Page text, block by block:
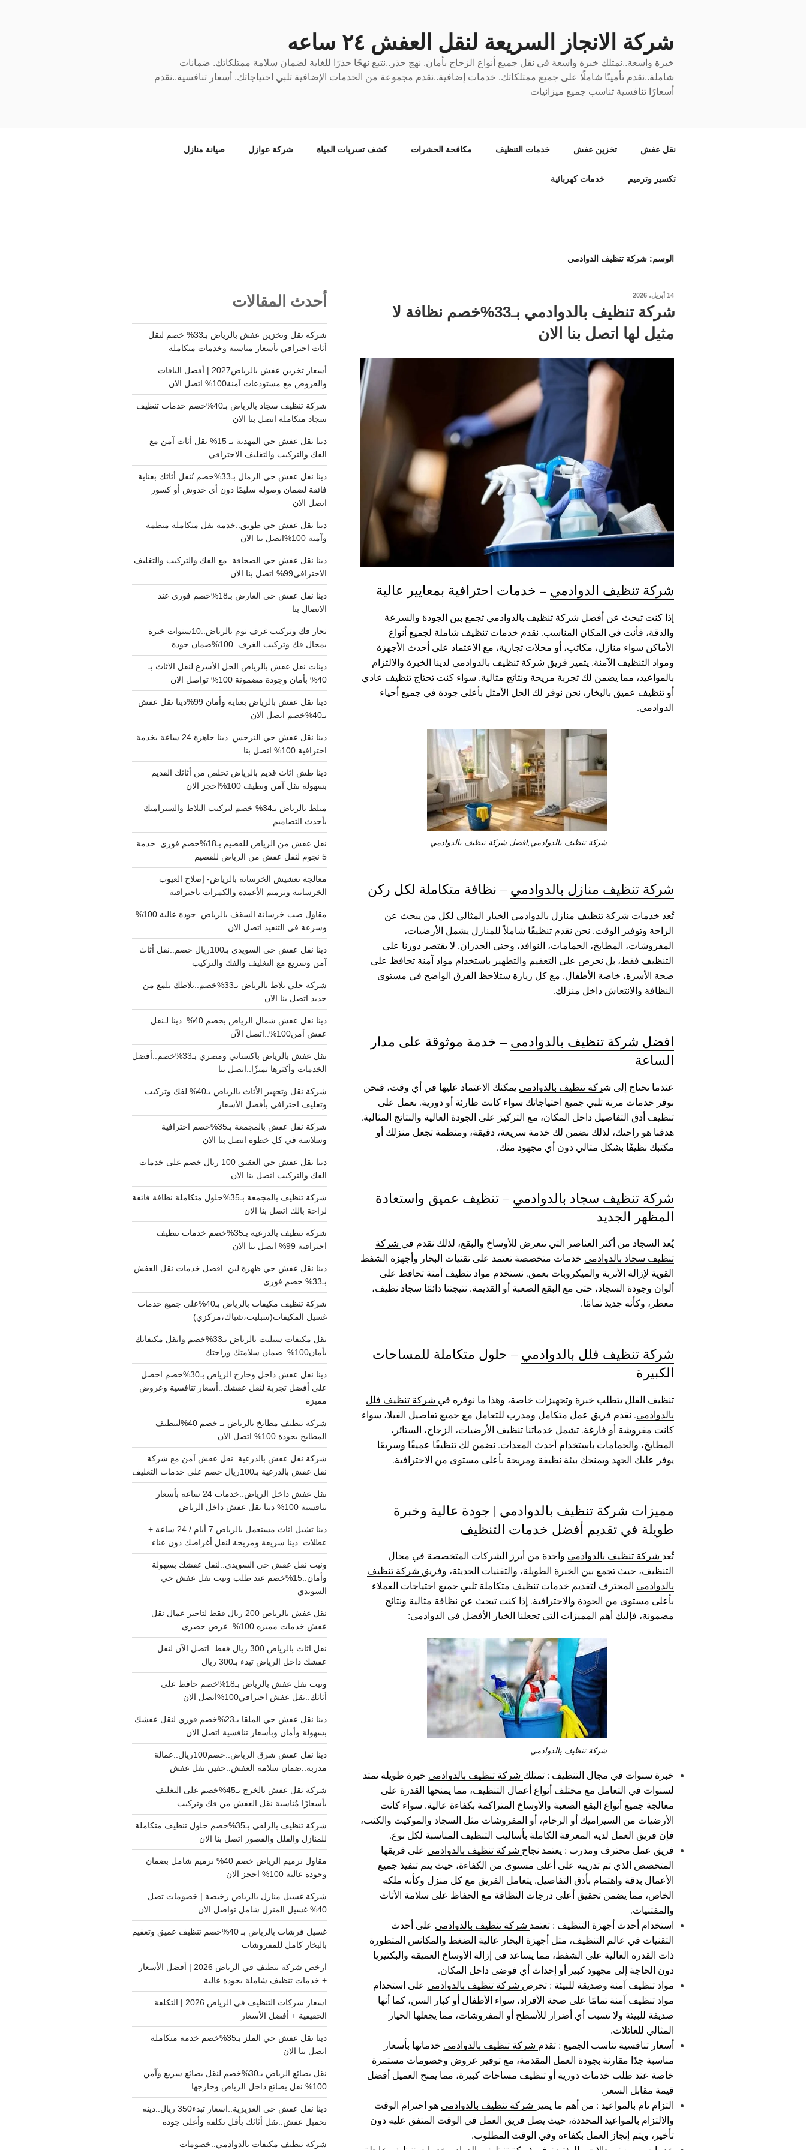
شركة الانجاز السريعة لنقل العفش ٢٤ ساعه
خبرة واسعة..نمتلك خبرة واسعة في نقل جميع أنواع الزجاج بأمان. نهج حذر..نتبع نهجًا حذرًا للغاية لضمان سلامة ممتلكاتك. ضمانات
شاملة..نقدم تأمينًا شاملًا على جميع ممتلكاتك. خدمات إضافية..نقدم مجموعة من الخدمات الإضافية تلبي احتياجاتك. أسعار تنافسية..نقدم
أسعارًا تنافسية تناسب جميع ميزانيات
نقل عفش تخزين عفش خدمات التنظيف مكافحة الحشرات كشف تسربات المياة شركة عوازل صيانة منازل
تكسير وترميم خدمات كهربائية
الوسم: شركة تنظيف الدوادمي
نُشر
14 أبريل، 2026
شركة تنظيف بالدوادمي بـ33%خصم نظافة لا
مثيل لها اتصل بنا الان
شركة تنظيف الدوادمي – خدمات احترافية بمعايير عالية
إذا كنت تبحث عن أفضل شركة تنظيف بالدوادمي تجمع بين الجودة والسرعة
والدقة، فأنت في المكان المناسب. نقدم خدمات تنظيف شاملة لجميع أنواع
الأماكن سواء منازل، مكاتب، أو محلات تجارية، مع الاعتماد على أحدث الأجهزة
ومواد التنظيف الآمنة. يتميز فريق شركة تنظيف بالدوادمي لدينا الخبرة والالتزام
بالمواعيد، مما يضمن لك تجربة مريحة ونتائج مثالية. سواء كنت تحتاج تنظيف عادي
أو تنظيف عميق بالبخار، نحن نوفر لك الحل الأمثل بأعلى جودة في جميع أحياء
الدوادمي.
شركة تنظيف بالدوادمي,افضل شركة تنظيف بالدوادمي
شركة تنظيف منازل بالدوادمي – نظافة متكاملة لكل ركن
تُعد خدمات شركة تنظيف منازل بالدوادمي الخيار المثالي لكل من يبحث عن
الراحة وتوفير الوقت. نحن نقدم تنظيفًا شاملاً للمنازل يشمل الأرضيات،
المفروشات، المطابخ، الحمامات، النوافذ، وحتى الجدران. لا يقتصر دورنا على
التنظيف فقط، بل نحرص على التعقيم والتطهير باستخدام مواد آمنة تحافظ على
صحة الأسرة، خاصة الأطفال. مع كل زيارة ستلاحظ الفرق الواضح في مستوى
النظافة والانتعاش داخل منزلك.
افضل شركة تنظيف بالدوادمى – خدمة موثوقة على مدار
الساعة
عندما تحتاج إلى شركة تنظيف بالدوادمى يمكنك الاعتماد عليها في أي وقت، فنحن
نوفر خدمات مرنة تلبي جميع احتياجاتك سواء كانت طارئة أو دورية. نعمل على
تنظيف أدق التفاصيل داخل المكان، مع التركيز على الجودة العالية والنتائج المثالية.
هدفنا هو راحتك، لذلك نضمن لك خدمة سريعة، دقيقة، ومنظمة تجعل منزلك أو
مكتبك نظيفًا بشكل مثالي دون أي مجهود منك.
شركة تنظيف سجاد بالدوادمي – تنظيف عميق واستعادة
المظهر الجديد
يُعد السجاد من أكثر العناصر التي تتعرض للأوساخ والبقع، لذلك نقدم في شركة
تنظيف سجاد بالدوادمي خدمات متخصصة تعتمد على تقنيات البخار وأجهزة الشفط
القوية لإزالة الأتربة والميكروبات بعمق. نستخدم مواد تنظيف آمنة تحافظ على
ألوان وجودة السجاد، حتى مع البقع الصعبة أو القديمة. نتيجتنا دائمًا سجاد نظيف،
معطر، وكأنه جديد تمامًا.
شركة تنظيف فلل بالدوادمي – حلول متكاملة للمساحات
الكبيرة
تنظيف الفلل يتطلب خبرة وتجهيزات خاصة، وهذا ما نوفره في شركة تنظيف فلل
بالدوادمي. نقدم فريق عمل متكامل ومدرب للتعامل مع جميع تفاصيل الفيلا، سواء
كانت مفروشة أو فارغة. تشمل خدماتنا تنظيف الأرضيات، الزجاج، الستائر،
المطابخ، والحمامات باستخدام أحدث المعدات. نضمن لك تنظيفًا عميقًا وسريعًا
يوفر عليك الجهد ويمنحك بيئة نظيفة ومريحة بأعلى مستوى من الاحترافية.
مميزات شركة تنظيف بالدوادمي | جودة عالية وخبرة
طويلة في تقديم أفضل خدمات التنظيف
تُعد شركة تنظيف بالدوادمي واحدة من أبرز الشركات المتخصصة في مجال
التنظيف، حيث تجمع بين الخبرة الطويلة، والتقنيات الحديثة، وفريق شركة تنظيف
بالدوادمي المحترف لتقديم خدمات تنظيف متكاملة تلبي جميع احتياجات العملاء
بأعلى مستوى من الجودة والاحترافية. إذا كنت تبحث عن نظافة مثالية ونتائج
مضمونة، فإليك أهم المميزات التي تجعلنا الخيار الأفضل في الدوادمي:
شركة تنظيف بالدوادمي
خبرة سنوات في مجال التنظيف : تمتلك شركة تنظيف بالدوادمي خبرة طويلة تمتد
لسنوات في التعامل مع مختلف أنواع أعمال التنظيف، مما يمنحها القدرة على
معالجة جميع أنواع البقع الصعبة والأوساخ المتراكمة بكفاءة عالية. سواء كانت
الأرضيات من السيراميك أو الرخام، أو المفروشات مثل السجاد والموكيت والكنب،
فإن فريق العمل لديه المعرفة الكاملة بأساليب التنظيف المناسبة لكل نوع.
فريق عمل محترف ومدرب : يعتمد نجاح شركة تنظيف بالدوادمي على فريقها
المتخصص الذي تم تدريبه على أعلى مستوى من الكفاءة، حيث يتم تنفيذ جميع
الأعمال بدقة واهتمام بأدق التفاصيل. يتعامل الفريق مع كل منزل وكأنه ملكه
الخاص، مما يضمن تحقيق أعلى درجات النظافة مع الحفاظ على سلامة الأثاث
والمقتنيات.
استخدام أحدث أجهزة التنظيف : تعتمد شركة تنظيف بالدوادمي على أحدث
التقنيات في عالم التنظيف، مثل أجهزة البخار عالية الضغط والمكانس المتطورة
ذات القدرة العالية على الشفط، مما يساعد في إزالة الأوساخ العميقة والبكتيريا
دون الحاجة إلى مجهود كبير أو إحداث أي فوضى داخل المكان.
مواد تنظيف آمنة وصديقة للبيئة : تحرص شركة تنظيف بالدوادمي على استخدام
مواد تنظيف آمنة تمامًا على صحة الأفراد، سواء الأطفال أو كبار السن، كما أنها
صديقة للبيئة ولا تسبب أي أضرار للأسطح أو المفروشات، مما يجعلها الخيار
المثالي للعائلات.
أسعار تنافسية تناسب الجميع : تقدم شركة تنظيف بالدوادمي خدماتها بأسعار
مناسبة جدًا مقارنة بجودة العمل المقدمة، مع توفير عروض وخصومات مستمرة
خاصة عند طلب خدمات دورية أو تنظيف مساحات كبيرة، مما يمنح العميل أفضل
قيمة مقابل السعر.
التزام تام بالمواعيد : من أهم ما يميز شركة تنظيف بالدوادمي هو احترام الوقت
والالتزام بالمواعيد المحددة، حيث يصل فريق العمل في الوقت المتفق عليه دون
تأخير، ويتم إنجاز العمل بكفاءة وفي الوقت المطلوب.
أحدث المقالات
شركة نقل وتخزين عفش بالرياض بـ33% خصم لنقل
أثاث احترافي بأسعار مناسبة وخدمات متكاملة
أسعار تخزين عفش بالرياض2027 | أفضل الباقات
والعروض مع مستودعات آمنة100% اتصل الان
شركة تنظيف سجاد بالرياض بـ40%خصم خدمات تنظيف
سجاد متكاملة اتصل بنا الان
دينا نقل عفش حي المهدية بـ 15% نقل أثاث آمن مع
الفك والتركيب والتغليف الاحترافي
دينا نقل عفش حي الرمال بـ33%خصم نُنقل أثاثك بعناية
فائقة لضمان وصوله سليمًا دون أي خدوش أو كسور
اتصل الان
دينا نقل عفش حي طويق..خدمة نقل متكاملة منظمة
وآمنة 100%اتصل بنا الان
دينا نقل عفش حي الصحافة..مع الفك والتركيب والتغليف
الاحترافي99% اتصل بنا الان
دينا نقل عفش حي العارض بـ18%خصم فوري عند
الاتصال بنا
نجار فك وتركيب غرف نوم بالرياض..10سنوات خبرة
بمجال فك وتركيب الغرف..100%ضمان جودة
دينات نقل عفش بالرياض الحل الأسرع لنقل الاثاث بـ
40% بأمان وجودة مضمونة 100% تواصل الان
دينا نقل عفش بالرياض بعناية وأمان 99%دينا نقل عفش
بـ40%خصم اتصل الان
دينا نقل عفش حي النرجس..دينا جاهزة 24 ساعة بخدمة
احترافية 100% اتصل بنا
دينا طش اثاث قديم بالرياض تخلص من أثاثك القديم
بسهولة نقل آمن ونظيف 100%احجز الان
مبلط بالرياض بـ34% خصم لتركيب البلاط والسيراميك
بأحدث التصاميم
نقل عفش من الرياض للقصيم بـ18%خصم فوري..خدمة
5 نجوم لنقل عفش من الرياض للقصيم
معالجة تعشيش الخرسانة بالرياض- إصلاح العيوب
الخرسانية وترميم الأعمدة والكمرات باحترافية
مقاول صب خرسانة السقف بالرياض..جودة عالية 100%
وسرعة في التنفيذ اتصل الان
دينا نقل عفش حي السويدي بـ100ريال خصم..نقل أثاث
آمن وسريع مع التغليف والفك والتركيب
شركة جلي بلاط بالرياض بـ33%خصم..بلاطك يلمع من
جديد اتصل بنا الان
دينا نقل عفش شمال الرياض بخصم 40%..دينا لـنقل
عفش آمن100%..اتصل الآن
نقل عفش بالرياض باكستاني ومصري بـ33%خصم..أفضل
الخدمات وأكثرها تميزًا..اتصل بنا
شركة نقل وتجهيز الأثاث بالرياض بـ40% لفك وتركيب
وتغليف احترافي بأفضل الأسعار
شركة نقل عفش بالمجمعة بـ35%خصم احترافية
وسلاسة في كل خطوة اتصل بنا الان
دينا نقل عفش حي العقيق 100 ريال خصم على خدمات
الفك والتركيب اتصل بنا الان
شركة تنظيف بالمجمعة بـ35%حلول متكاملة نظافة فائقة
لراحة بالك اتصل بنا الان
شركة تنظيف بالدرعيه بـ35%خصم خدمات تنظيف
احترافية 99% اتصل بنا الان
دينا نقل عفش حي ظهرة لبن..افضل خدمات نقل العفش
بـ33% خصم فوري
شركة تنظيف مكيفات بالرياض بـ40%على جميع خدمات
غسيل المكيفات(سبليت،شباك،مركزي)
نقل مكيفات سبليت بالرياض بـ33%خصم وانقل مكيفاتك
بأمان100%..ضمان سلامتك وراحتك
دينا نقل عفش داخل وخارج الرياض بـ30%خصم احصل
على أفضل تجربة لنقل عفشك..أسعار تنافسية وعروض
مميزة
شركة تنظيف مطابخ بالرياض بـ خصم 40%لتنظيف
المطابخ بجودة 100% اتصل الان
شركة نقل عفش بالدرعية..نقل عفش آمن مع شركة
نقل عفش بالدرعية بـ100ريال خصم على خدمات التغليف
نقل عفش داخل الرياض..خدمات 24 ساعة بأسعار
تنافسية 100% دينا نقل عفش داخل الرياض
دينا تشيل اثاث مستعمل بالرياض 7 أيام / 24 ساعة +
عطلات..دينا سريعة ومريحة لنقل أغراضك دون عناء
ونيت نقل عفش حي السويدي..لنقل عفشك بسهولة
وأمان..15%خصم عند طلب ونيت نقل عفش حي
السويدي
نقل عفش بالرياض 200 ريال فقط لتاجير عمال نقل
عفش خدمات مميزه 100%..عرض حصري
نقل اثاث بالرياض 300 ريال فقط..اتصل الآن لنقل
عفشك داخل الرياض تبدء بـ300 ريال
ونيت نقل عفش بالرياض بـ18%خصم حافظ على
أثاثك..نقل عفش احترافي100%اتصل الان
دينا نقل عفش حي الملقا بـ23%خصم فوري لنقل عفشك
بسهولة وأمان وبأسعار تنافسية اتصل الان
دينا نقل عفش شرق الرياض..خصم100ريال..عمالة
مدربة..ضمان سلامة العفش..حقين نقل عفش
شركة نقل عفش بالخرج بـ45%خصم على التغليف
بأسعارًا مُناسبة نقل العفش من فك وتركيب
شركة تنظيف بالزلفي بـ35%خصم حلول تنظيف متكاملة
للمنازل والفلل والقصور اتصل بنا الان
مقاول ترميم الرياض خصم 40% ترميم شامل بضمان
وجودة عالية 100% احجز الان
شركة غسيل منازل بالرياض رخيصة | خصومات تصل
40% غسيل المنزل شامل تواصل الان
غسيل فرشات بالرياض بـ 40%خصم تنظيف عميق وتعقيم
بالبخار كامل للمفروشات
ارخص شركة تنظيف في الرياض 2026 | أفضل الأسعار
+ خدمات تنظيف شاملة بجودة عالية
اسعار شركات التنظيف في الرياض 2026 | التكلفة
الحقيقية + أفضل الأسعار
دينا نقل عفش حي الملز بـ35%خصم خدمة متكاملة
اتصل بنا الان
نقل بضائع الرياض بـ30%خصم لنقل بضائع سريع وآمن
100% نقل بضائع داخل الرياض وخارجها
دينا نقل عفش حي العزيزية..اسعار تبدء350 ريال..دينه
تحميل عفش..نقل أثاثك بأقل تكلفة وأعلى جودة
شركة تنظيف مكيفات بالدوادمي..خصومات